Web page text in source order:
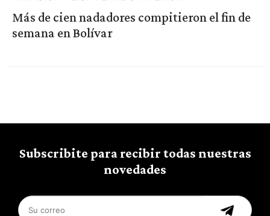
Más de cien nadadores compitieron el fin de
semana en Bolívar
Subscribite para recibir todas nuestras
novedades